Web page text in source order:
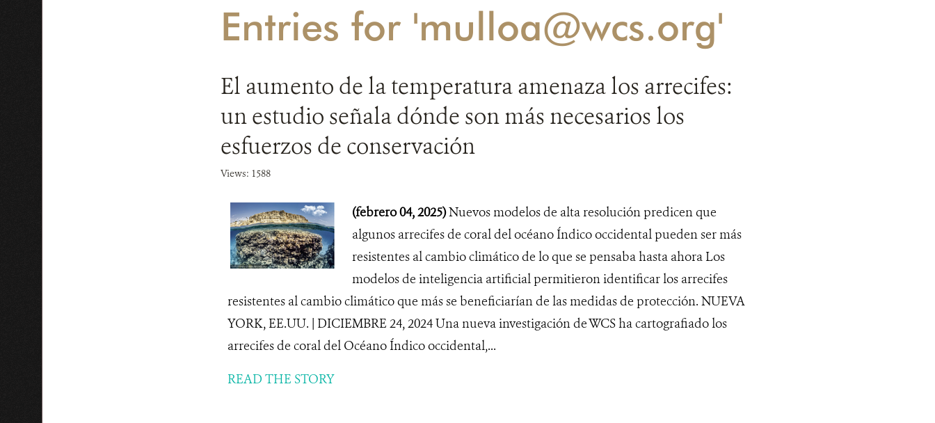
Entries for 'mulloa@wcs.org'
El aumento de la temperatura amenaza los arrecifes:
un estudio señala dónde son más necesarios los
esfuerzos de conservación
Views: 1588
(febrero 04, 2025)Nuevos modelos de alta resolución predicen que
algunos arrecifes de coral del océano Índico occidental pueden ser más
resistentes al cambio climático de lo que se pensaba hasta ahora Los
modelos de inteligencia artificial permitieron identificar los arrecifes
resistentes al cambio climático que más se beneficiarían de las medidas de protección. NUEVA
YORK, EE.UU. | DICIEMBRE 24, 2024 Una nueva investigación de WCS ha cartografiado los
arrecifes de coral del Océano Índico occidental,...
READ THE STORY